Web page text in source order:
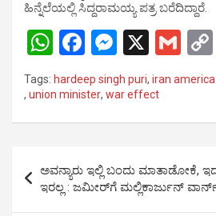
ಹಿನ್ನೆಲೆಯಲ್ಲಿ ಸಿದ್ದರಾಮಯ್ಯ ಪತ್ರ ಬರೆದಿದ್ದಾರೆ.
W
h
at
s
p
p
F
ce
b
o
k
M
es
se
n
er
X
G
m
Tags: hardeep singh puri, iran
, union minister, war effect
navigation
ಅವನ್ಯಾರು ಇಲ್ಲಿ ಬಂದು ಮಾತಾಡೋಕೆ,
ಇರಲ್ಲ : ಜಮೀರ್‌ಗೆ ಮಲ್ಲಿಕಾರ್ಜುನ್